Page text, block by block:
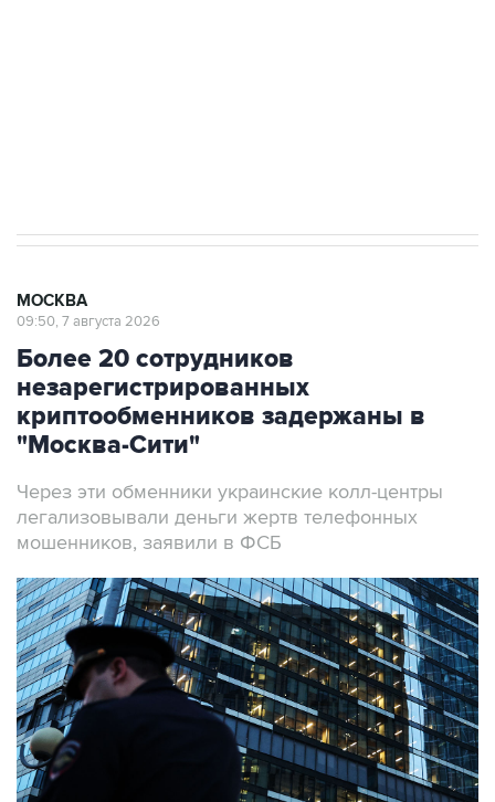
МОСКВА
09:50, 7 августа 2026
Более 20 сотрудников
незарегистрированных
криптообменников задержаны в
"Москва-Сити"
Через эти обменники украинские колл-центры
легализовывали деньги жертв телефонных
мошенников, заявили в ФСБ